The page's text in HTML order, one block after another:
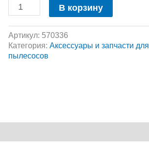
В корзину
Артикул: 570336
Категория: Аксессуары и запчасти для
пылесосов